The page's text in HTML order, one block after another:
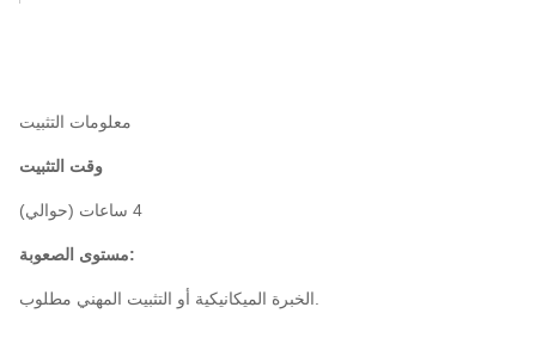
معلومات التثبيت
وقت التثبيت
(حوالي) 4 ساعات
مستوى الصعوبة: